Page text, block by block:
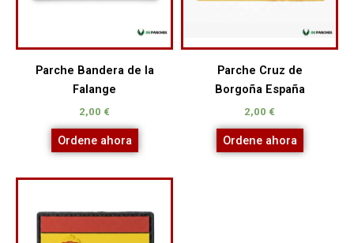
Parche Bandera de la
Falange
2,00 €
Ordene ahora
Parche Cruz de
Borgoña España
2,00 €
Ordene ahora